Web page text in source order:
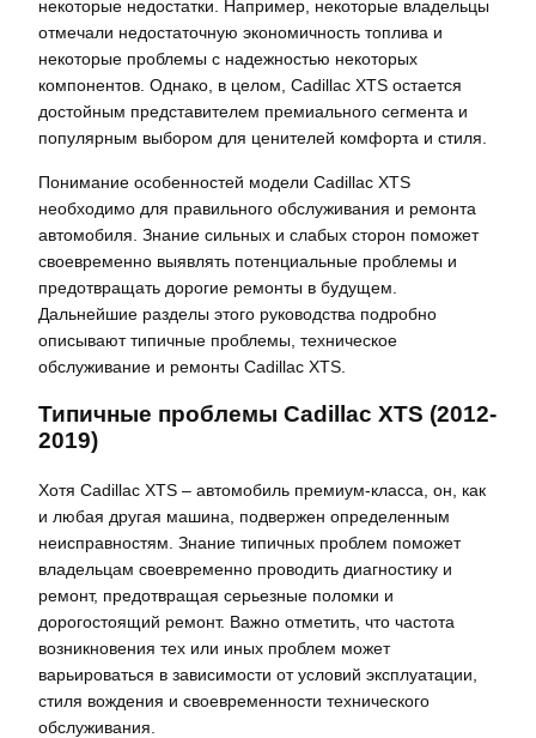
некоторые недостатки. Например, некоторые владельцы
отмечали недостаточную экономичность топлива и
некоторые проблемы с надежностью некоторых
компонентов. Однако, в целом, Cadillac XTS остается
достойным представителем премиального сегмента и
популярным выбором для ценителей комфорта и стиля.
Понимание особенностей модели Cadillac XTS
необходимо для правильного обслуживания и ремонта
автомобиля. Знание сильных и слабых сторон поможет
своевременно выявлять потенциальные проблемы и
предотвращать дорогие ремонты в будущем.
Дальнейшие разделы этого руководства подробно
описывают типичные проблемы, техническое
обслуживание и ремонты Cadillac XTS.
Типичные проблемы Cadillac XTS (2012-
2019)
Хотя Cadillac XTS – автомобиль премиум-класса, он, как
и любая другая машина, подвержен определенным
неисправностям. Знание типичных проблем поможет
владельцам своевременно проводить диагностику и
ремонт, предотвращая серьезные поломки и
дорогостоящий ремонт. Важно отметить, что частота
возникновения тех или иных проблем может
варьироваться в зависимости от условий эксплуатации,
стиля вождения и своевременности технического
обслуживания.